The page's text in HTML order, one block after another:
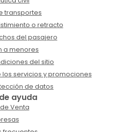
transportes
o retracto
del pasajero
a menores
del sitio
servicios y promociones
de datos
ayuda
Venta